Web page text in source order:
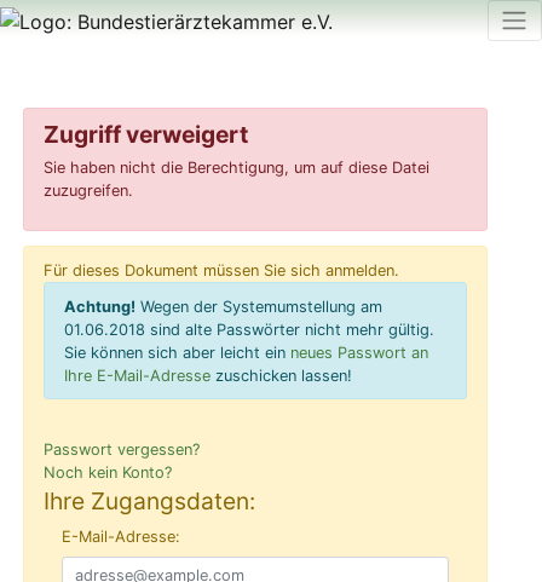
Zugriff verweigert
Sie haben nicht die Berechtigung, um auf diese Datei
zuzugreifen.
Für dieses Dokument müssen Sie sich anmelden.
Achtung! Wegen der Systemumstellung am
01.06.2018 sind alte Passwörter nicht mehr gültig.
Sie können sich aber leicht ein neues Passwort an
Ihre E-Mail-Adresse zuschicken lassen!
Passwort vergessen?
Noch kein Konto?
Ihre Zugangsdaten:
E-Mail-Adresse: